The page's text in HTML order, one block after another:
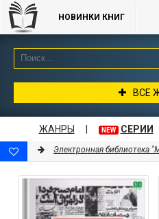
НОВИНКИ КНИГ
ВСЕ
ЖАНРЫ NEW СЕРИИ
Электронная библиотека